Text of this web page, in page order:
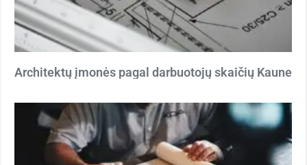
Architektų įmonės pagal darbuotojų skaičių Kaune